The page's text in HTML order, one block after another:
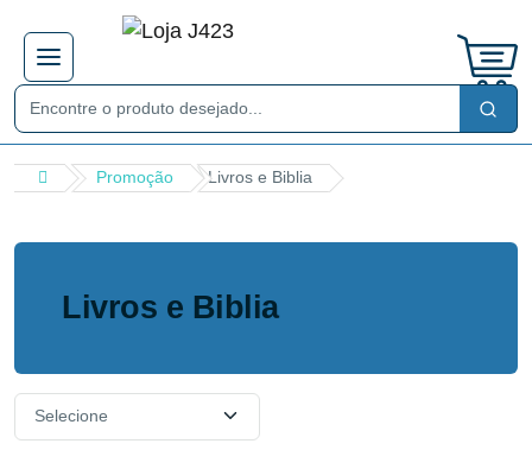
Promoção Livros e Biblia
Livros e Biblia